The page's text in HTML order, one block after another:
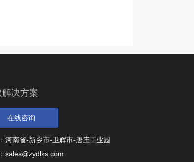
解决方案
在线咨询
河南省-新乡市-卫辉市-唐庄工业园
sales@zydlks.com